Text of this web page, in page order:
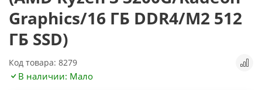
Graphics/16 ГБ DDR4/M2 512
ГБ SSD)
Код товара: 8279
В наличии: Мало